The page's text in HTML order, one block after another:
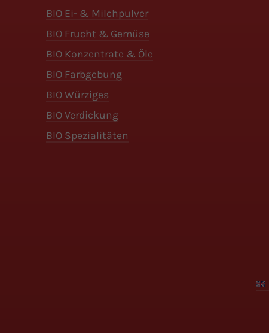
BIO Ei- & Milchpulver
BIO Frucht & Gemüse
BIO Konzentrate & Öle
BIO Farbgebung
BIO Würziges
BIO Verdickung
BIO Spezialitäten